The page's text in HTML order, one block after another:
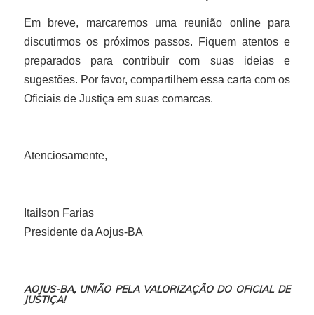
Em breve, marcaremos uma reunião online para
discutirmos os próximos passos. Fiquem atentos e
preparados para contribuir com suas ideias e
sugestões. Por favor, compartilhem essa carta com os
Oficiais de Justiça em suas comarcas.
Atenciosamente,
Itailson Farias
Presidente da Aojus-BA
AOJUS-BA, UNIÃO PELA VALORIZAÇÃO DO OFICIAL DE
JUSTIÇA!